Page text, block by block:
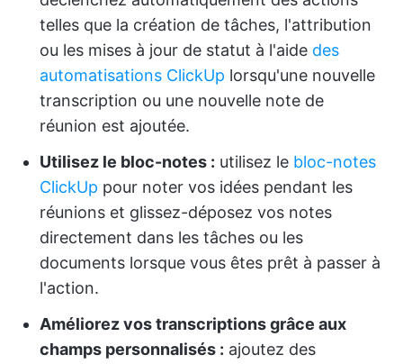
telles que la création de tâches, l'attribution
ou les mises à jour de statut à l'aide des
automatisations ClickUp lorsqu'une nouvelle
transcription ou une nouvelle note de
réunion est ajoutée.
Utilisez le bloc-notes : utilisez le bloc-notes
ClickUp pour noter vos idées pendant les
réunions et glissez-déposez vos notes
directement dans les tâches ou les
documents lorsque vous êtes prêt à passer à
l'action.
Améliorez vos transcriptions grâce aux
champs personnalisés : ajoutez des